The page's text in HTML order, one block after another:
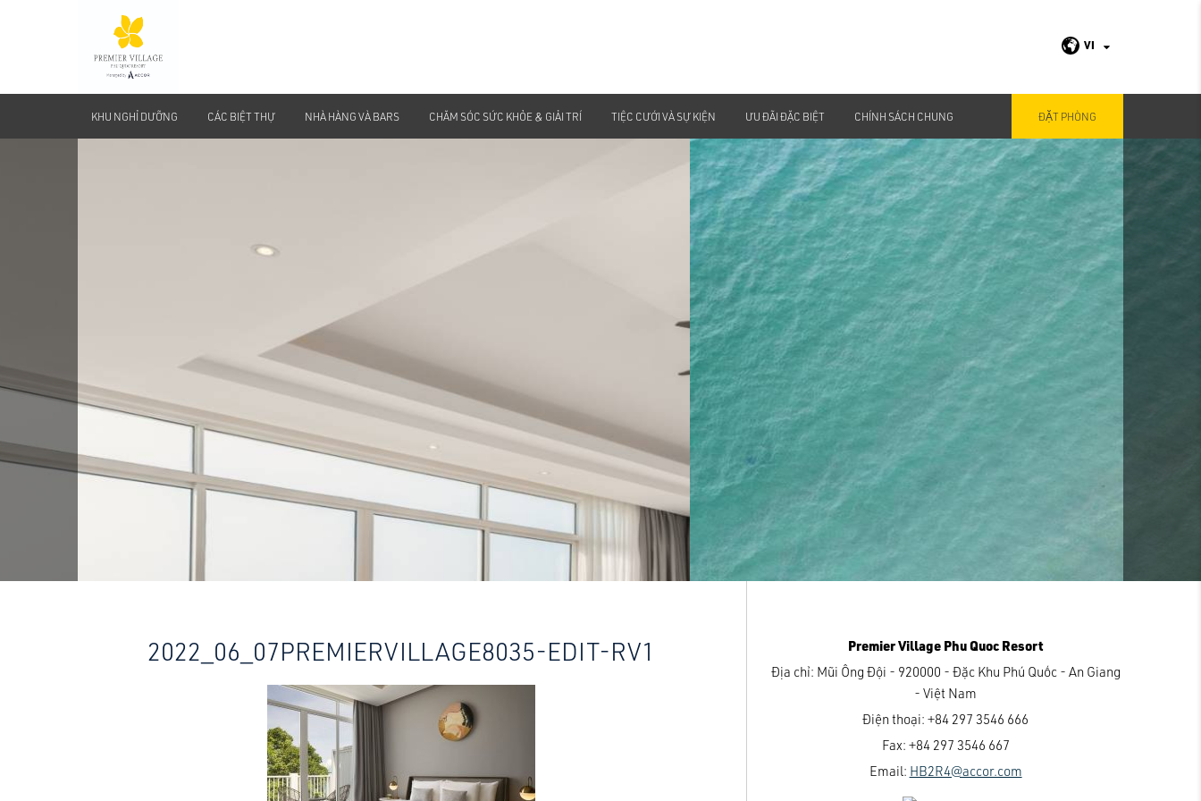
VI
KHU NGHỈ DƯỠNG CÁC BIỆT THỰ NHÀ HÀNG VÀ BARS CHĂM SÓC SỨC KHỎE & GIẢI TRÍ TIỆC CƯỚI VÀ SỰ KIỆN ƯU ĐÃI ĐẶC BIỆT CHÍNH SÁCH CHUNG ĐẶT PHÒNG
2022_06_07PREMIERVILLAGE8035-EDIT-RV1
Premier Village Phu Quoc Resort
Địa chỉ: Mũi Ông Đội - 920000 - Đặc Khu Phú Quốc - An Giang
- Việt Nam
Điện thoại: +84 297 3546 666
Fax: +84 297 3546 667
Email: HB2R4@accor.com